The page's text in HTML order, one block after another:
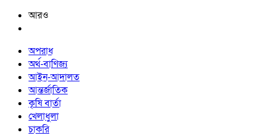
আরও
অপরাধ
অর্থ-বাণিজ্য
আইন-আদালত
আন্তর্জাতিক
কৃষি বার্তা
খেলাধুলা
চাকরি